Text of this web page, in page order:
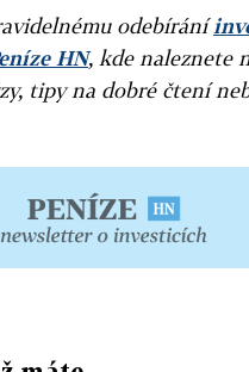
odebírání
HN, kde naleznete
tipy na dobré čtení